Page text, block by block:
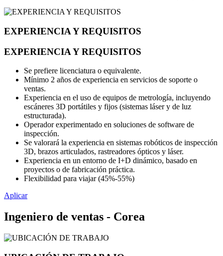
EXPERIENCIA Y REQUISITOS
EXPERIENCIA Y REQUISITOS
Se prefiere licenciatura o equivalente.
Mínimo 2 años de experiencia en servicios de soporte o
ventas.
Experiencia en el uso de equipos de metrología, incluyendo
escáneres 3D portátiles y fijos (sistemas láser y de luz
estructurada).
Operador experimentado en soluciones de software de
inspección.
Se valorará la experiencia en sistemas robóticos de inspección
3D, brazos articulados, rastreadores ópticos y láser.
Experiencia en un entorno de I+D dinámico, basado en
proyectos o de fabricación práctica.
Flexibilidad para viajar (45%-55%)
Aplicar
Ingeniero de ventas - Corea